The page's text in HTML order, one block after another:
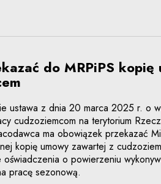
do MRPiPS kopię
ustawa z dnia 20 marca 2025 r. o
cudzoziemcom na terytorium
ma obowiązek przekazać
kopię umowy zawartej z
o powierzeniu
pracę sezonową.